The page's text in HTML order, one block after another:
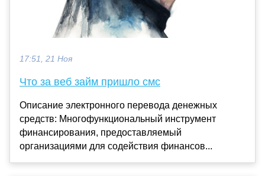
17:51, 21 Ноя
Что за веб займ пришло смс
Описание электронного перевода денежных
средств: Многофункциональный инструмент
финансирования, предоставляемый
организациями для содействия финансов...